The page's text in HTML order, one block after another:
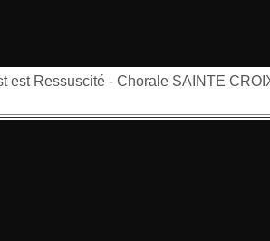
est Ressuscité - Chorale SAINTE